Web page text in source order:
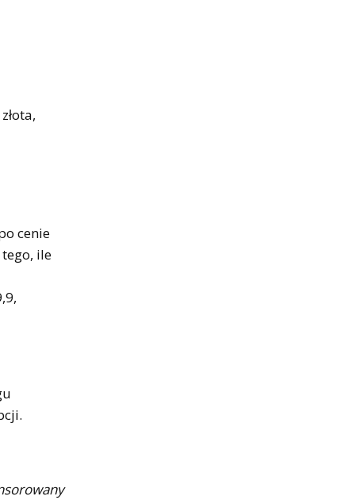
cenie
ile